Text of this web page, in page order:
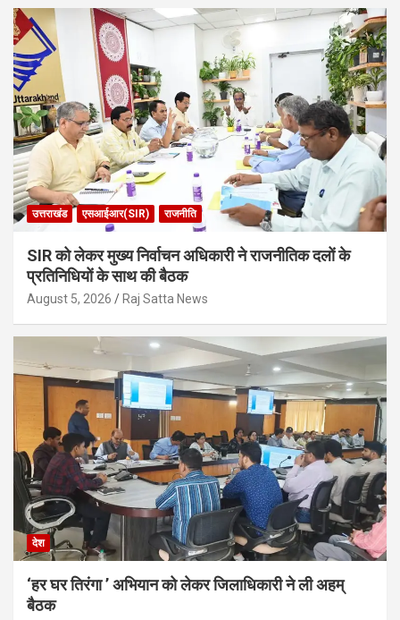
उत्तराखंड एसआईआर(SIR) राजनीति
SIR को लेकर मुख्य निर्वाचन अधिकारी ने राजनीतिक दलों के
प्रतिनिधियों के साथ की बैठक
August 5, 2026 Raj Satta News
देश
‘हर घर तिरंगा ’ अभियान को लेकर जिलाधिकारी ने ली अहम्
बैठक